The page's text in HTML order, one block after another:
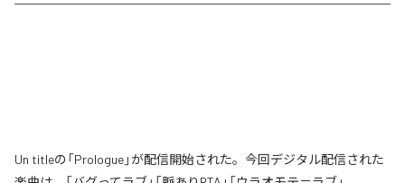
Un titleの「Prologue」が配信開始された。今回デジタル配信された